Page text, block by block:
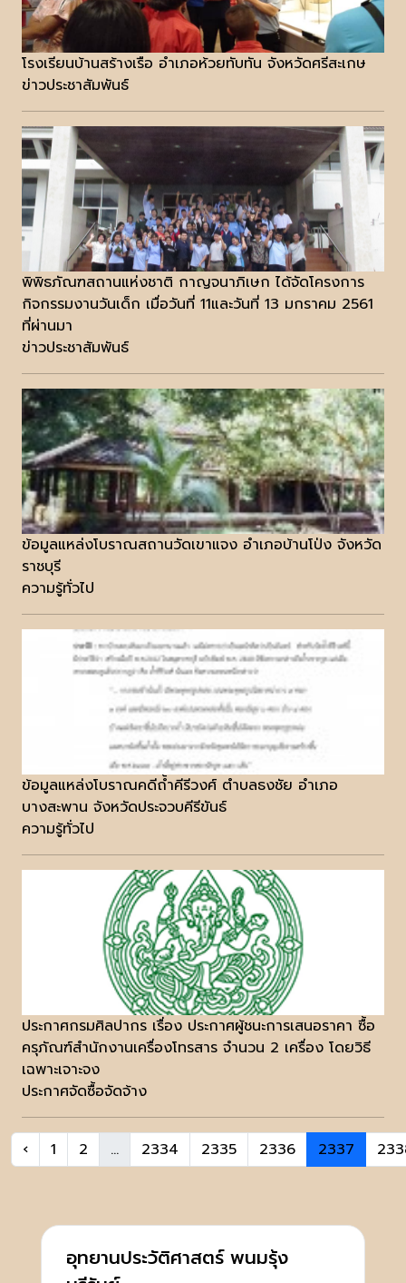
โรงเรียนบ้านสร้างเรือ อำเภอห้วยทับทัน จังหวัดศรีสะเกษ
ข่าวประชาสัมพันธ์
พิพิธภัณฑสถานแห่งชาติ กาญจนาภิเษก ได้จัดโครงการ
กิจกรรมงานวันเด็ก เมื่อวันที่ 11และวันที่ 13 มกราคม 2561
ที่ผ่านมา
ข่าวประชาสัมพันธ์
ข้อมูลแหล่งโบราณสถานวัดเขาแจง อำเภอบ้านโป่ง จังหวัด
ราชบุรี
ความรู้ทั่วไป
ข้อมูลแหล่งโบราณคดีถ้ำคีรีวงศ์ ตำบลธงชัย อำเภอ
บางสะพาน จังหวัดประจวบคีรีขันธ์
ความรู้ทั่วไป
ประกาศกรมศิลปากร เรื่อง ประกาศผู้ชนะการเสนอราคา ซื้อ
ครุภัณฑ์สำนักงานเครื่องโทรสาร จำนวน 2 เครื่อง โดยวิธี
เฉพาะเจาะจง
ประกาศจัดซื้อจัดจ้าง
‹ 1 2 ... 2334 2335 2336 2337
อุทยานประวัติศาสตร์ พนมรุ้ง